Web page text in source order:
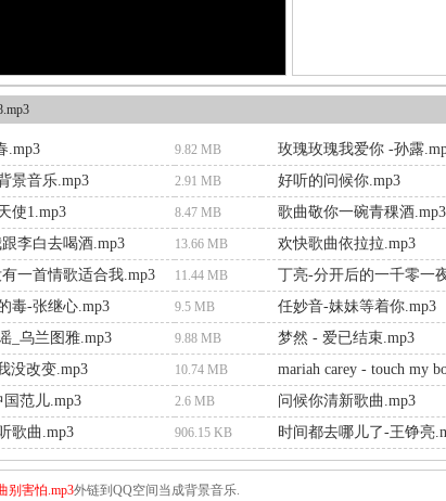
.mp3 9.82 MB 玫瑰玫瑰我爱你 -孙露
景音乐.mp3 2.91 MB 好听的问候你.mp3
使1.mp3 8.47 MB 歌曲敬你一碗青稞酒.mp3
李白去喝酒.mp3 13.66 MB 欢快歌曲依拉拉.mp3
一首情歌适合我.mp3 11.44 MB 丁亮-分开后的一千零一
毒-张继心.mp3 9.5 MB 任妙音-妹妹等着你.mp3
_乌兰图雅.mp3 9.88 MB 梦然 - 爱已结束.mp3
没改变.mp3 10.74 MB mariah carey - touch my
国范儿.mp3 2.6 MB 问候你清新歌曲.mp3
歌曲.mp3 906.15 KB 时间都去哪儿了-王铮亮
别害怕.mp3外链到QQ空间当成背景音乐.